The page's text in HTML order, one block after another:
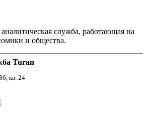
служба, работающая на
и общества.
Turan
кв. 24